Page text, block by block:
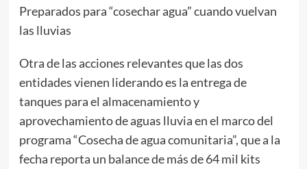
Preparados para “cosechar agua” cuando vuelvan
las lluvias
Otra de las acciones relevantes que las dos
entidades vienen liderando es la entrega de
tanques para el almacenamiento y
aprovechamiento de aguas lluvia en el marco del
programa “Cosecha de agua comunitaria”, que a la
fecha reporta un balance de más de 64 mil kits